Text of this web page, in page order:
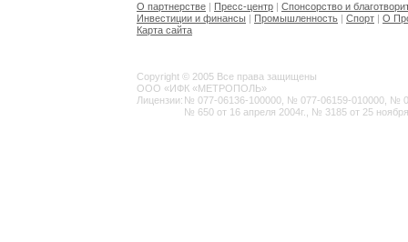
О партнерстве | Пресс-центр | Спонсорство и
Инвестиции и финансы | Промышленность | Спорт | О
Карта сайта
Copyright © 2005 Все права защищены
ООО «ИФК «МЕТРОПОЛЬ»
Лицензии: № 077-06136-100000, № 077-06159-010000, №
№ 650 от 16 апреля 2004г., № 3185 от 25